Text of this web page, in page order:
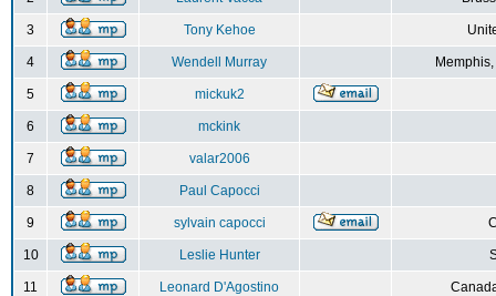
3 Tony Kehoe
4 Wendell Murray
5 mickuk2
6 mckink
7 valar2006
8 Paul Capocci
9 sylvain capocci
10 Leslie Hunter
11 Leonard D'Agostino